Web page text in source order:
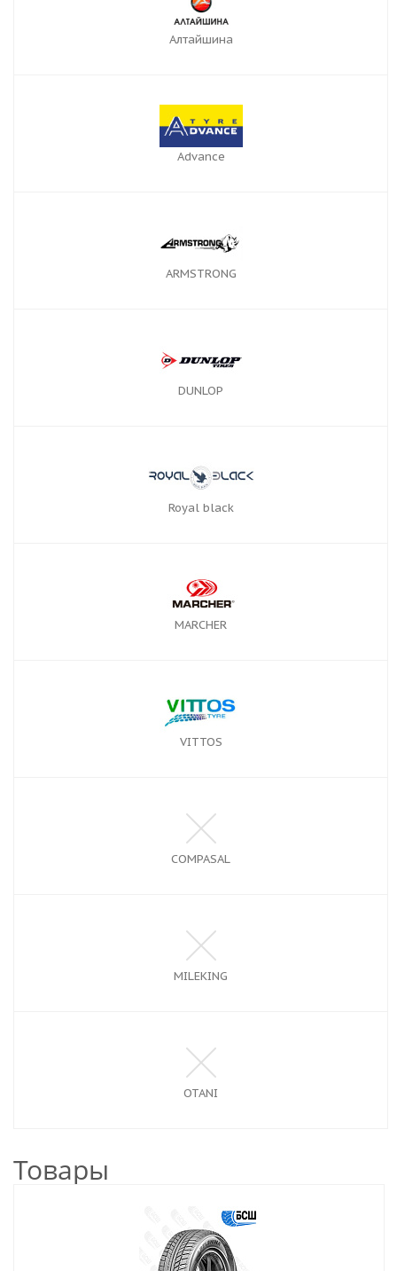
Алтайшина
Advance
ARMSTRONG
DUNLOP
Royal black
MARCHER
VITTOS
COMPASAL
MILEKING
OTANI
Товары